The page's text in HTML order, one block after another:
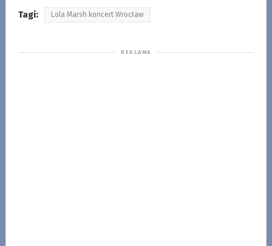
Tagi: Lola Marsh koncert Wrocław